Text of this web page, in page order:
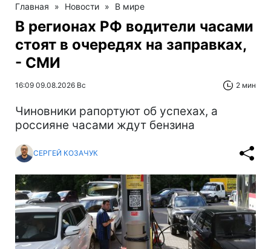
Главная » Новости » В мире
В регионах РФ водители часами
стоят в очередях на заправках,
- СМИ
16:09 09.08.2026 Вс 2 мин
Чиновники рапортуют об успехах, а
россияне часами ждут бензина
СЕРГЕЙ КОЗАЧУК